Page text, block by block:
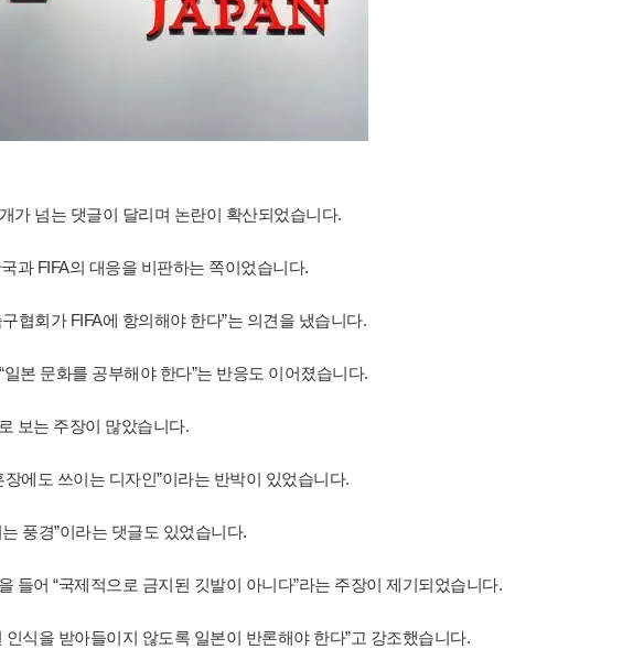
가 넘는 댓글이 달리며 논란이 확산되었습니다.
과 FIFA의 대응을 비판하는 쪽이었습니다.
협회가 FIFA에 항의해야 한다”는 의견을 냈습니다.
일본 문화를 공부해야 한다”는 반응도 이어졌습니다.
보는 주장이 많았습니다.
장에도 쓰이는 디자인”이라는 반박이 있었습니다.
풍경”이라는 댓글도 있었습니다.
들어 “국제적으로 금지된 깃발이 아니다”라는 주장이 제기되었습니다.
인식을 받아들이지 않도록 일본이 반론해야 한다”고 강조했습니다.